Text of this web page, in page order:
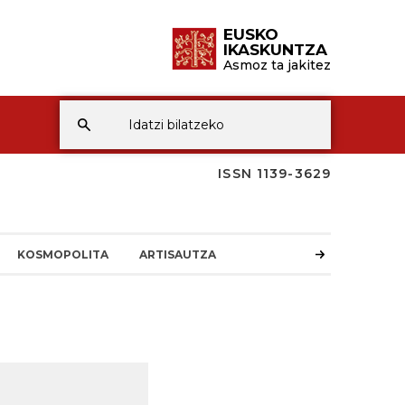
EUSKO
IKASKUNTZA
Asmoz ta jakitez
ISSN 1139-3629
KOSMOPOLITA ARTISAUTZA